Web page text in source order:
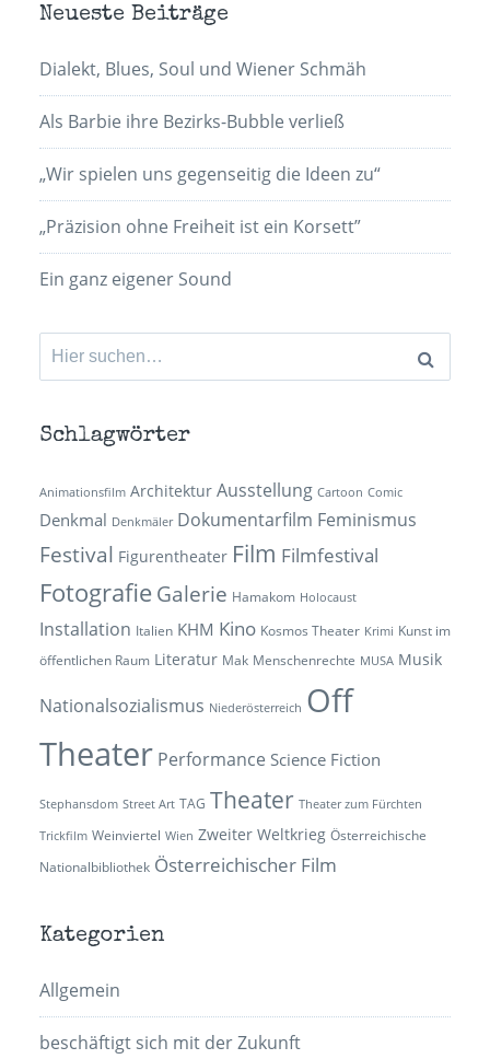
Neueste Beiträge
Dialekt, Blues, Soul und Wiener Schmäh
Als Barbie ihre Bezirks-Bubble verließ
„Wir spielen uns gegenseitig die Ideen zu“
„Präzision ohne Freiheit ist ein Korsett”
Ein ganz eigener Sound
Suchen
nach:
Schlagwörter
Animationsfilm Architektur Ausstellung Cartoon Comic
Denkmal Denkmäler Dokumentarfilm Feminismus
Festival Figurentheater Film Filmfestival
Fotografie Galerie Hamakom Holocaust
Installation Italien KHM Kino Kosmos Theater Krimi Kunst im
öffentlichen Raum Literatur Mak Menschenrechte MUSA Musik
Nationalsozialismus Niederösterreich Off
Theater Performance Science Fiction
Stephansdom Street Art TAG Theater Theater zum Fürchten
Trickfilm Weinviertel Wien Zweiter Weltkrieg Österreichische
Nationalbibliothek Österreichischer Film
Kategorien
Allgemein
beschäftigt sich mit der Zukunft